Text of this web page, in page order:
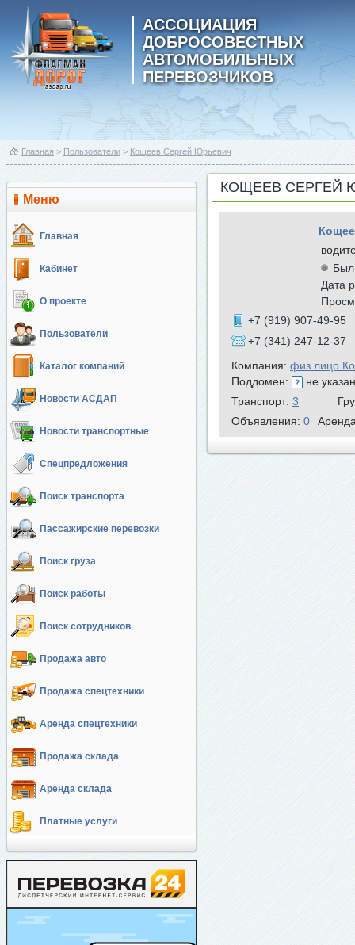
АССОЦИАЦИЯ
ДОБРОСОВЕСТНЫХ
АВТОМОБИЛЬНЫХ
ПЕРЕВОЗЧИКОВ
Главная > Пользователи > Кощеев Сергей Юрьевич
Меню
Главная
Кабинет
О проекте
Пользователи
Каталог компаний
Новости АСДАП
Новости транспортные
Спецпредложения
Поиск транспорта
Пассажирские перевозки
Поиск груза
Поиск работы
Поиск сотрудников
Продажа авто
Продажа спецтехники
Аренда спецтехники
Продажа склада
Аренда склада
Платные услуги
КОЩЕЕВ СЕРГЕЙ
Был
Дата
+7 (919) 907-49-95
+7 (341) 247-12-37
Компания: физ.лицо
Поддомен:
не
Транспорт: 3
Объявления: 0